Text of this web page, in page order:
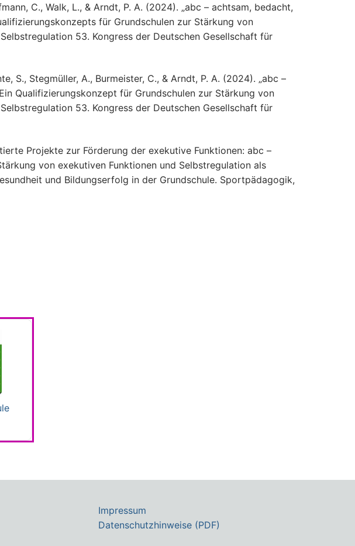
C., Walk, L., & Arndt, P. A. (2024). „abc – achtsam, bedacht,
für Grundschulen zur Stärkung von
53. Kongress der Deutschen Gesellschaft für
S., Stegmüller, A., Burmeister, C., & Arndt, P. A. (2024). „abc –
Qualifizierungskonzept für Grundschulen zur Stärkung von
53. Kongress der Deutschen Gesellschaft für
Projekte zur Förderung der exekutive Funktionen: abc –
von exekutiven Funktionen und Selbstregulation als
und Bildungserfolg in der Grundschule. Sportpädagogik,
Impressum
Datenschutzhinweise (PDF)